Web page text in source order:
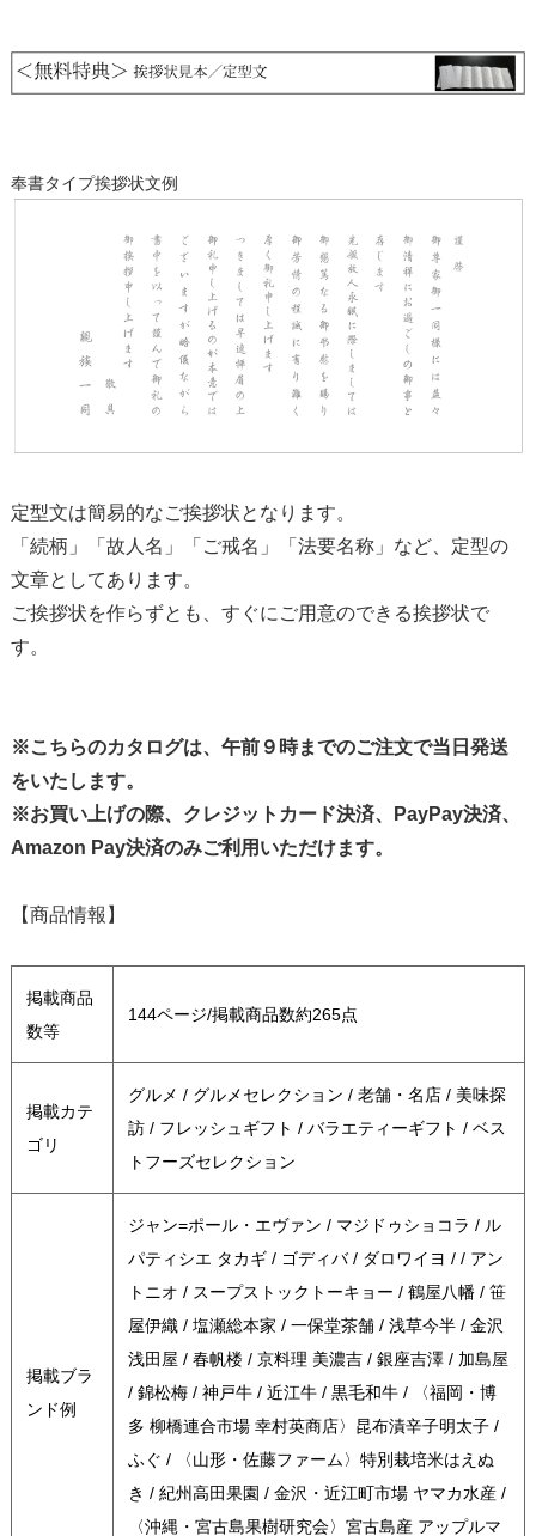
奉書タイプ挨拶状文例
定型文は簡易的なご挨拶状となります。
「続柄」「故人名」「ご戒名」「法要名称」など、定型の
文章としてあります。
ご挨拶状を作らずとも、すぐにご用意のできる挨拶状で
す。
※こちらのカタログは、午前９時までのご注文で当日発送
をいたします。
※お買い上げの際、クレジットカード決済、PayPay決済、
Amazon Pay決済のみご利用いただけます。
【商品情報】
掲載商品
数等
144ページ/掲載商品数約265点
掲載カテ
ゴリ
グルメ / グルメセレクション / 老舗・名店 / 美味探
訪 / フレッシュギフト / バラエティーギフト / ベス
トフーズセレクション
掲載ブラ
ンド例
ジャン=ポール・エヴァン / マジドゥショコラ / ル
パティシエ タカギ / ゴディバ / ダロワイヨ / / アン
トニオ / スープストックトーキョー / 鶴屋八幡 / 笹
屋伊織 / 塩瀬総本家 / 一保堂茶舗 / 浅草今半 / 金沢
浅田屋 / 春帆楼 / 京料理 美濃吉 / 銀座吉澤 / 加島屋
/ 錦松梅 / 神戸牛 / 近江牛 / 黒毛和牛 / 〈福岡・博
多 柳橋連合市場 幸村英商店〉昆布漬辛子明太子 /
ふぐ / 〈山形・佐藤ファーム〉特別栽培米はえぬ
き / 紀州高田果園 / 金沢・近江町市場 ヤマカ水産 /
〈沖縄・宮古島果樹研究会〉宮古島産 アップルマ